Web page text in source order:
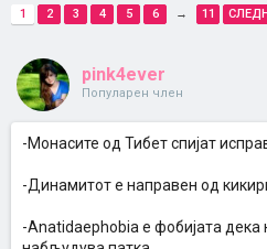
1 2 3 4 5 6 → 11
pink4ever
Популарен член
-Монасите од Тибет спијат
-Динамитот е направен од
-Anatidaеphobia е фобијата дека